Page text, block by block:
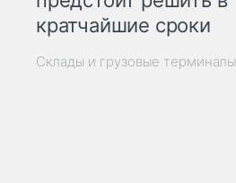
кратчайшие сроки
Склады и грузовые терминалы